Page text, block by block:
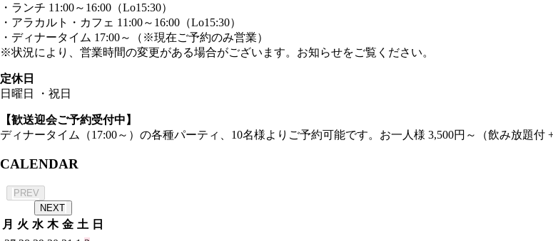
・ランチ 11:00～16:00（Lo15:30）
・アラカルト・カフェ 11:00～16:00（Lo15:30）
・ディナータイム 17:00～（※現在ご予約のみ営業）
※状況により、営業時間の変更がある場合がございます。お知らせをご覧ください。
定休日
日曜日 ・祝日
【歓送迎会ご予約受付中】
ディナータイム（17:00～）の各種パーティ、10名様よりご予約可能です。お一人様 3,500円～（飲み放題付
CALENDAR
PREV
NEXT
月 火 水 木 金 土 日